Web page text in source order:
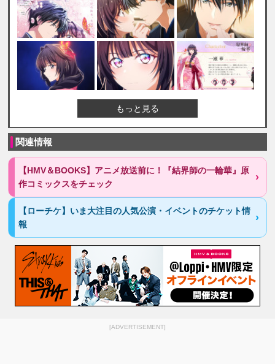
もっと見る
関連情報
【HMV＆BOOKS】アニメ放送前に！『結界師の一輪華』原
作コミックスをチェック
【ローチケ】いま大注目の人気公演・イベントのチケット情
報
[ADVERTISEMENT]